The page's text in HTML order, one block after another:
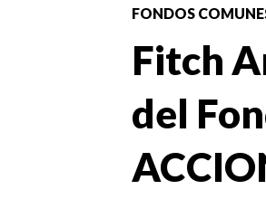
FONDOS
Fitch
del